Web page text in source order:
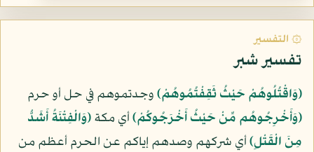
۞ التفسير
تفسير شبر
﴿وَاقْتُلُوهُمْ حَيْثُ ثَقِفْتُمُوهُمْ﴾وجدتموهم في حل أو حرم
﴿وَأَخْرِجُوهُم مِّنْ حَيْثُ أَخْرَجُوكُمْ﴾أي مكة﴿وَالْفِتْنَةُ أَشَدُّ
مِنَ الْقَتْلِ﴾أي شركهم وصدهم إياكم عن الحرم أعظم من